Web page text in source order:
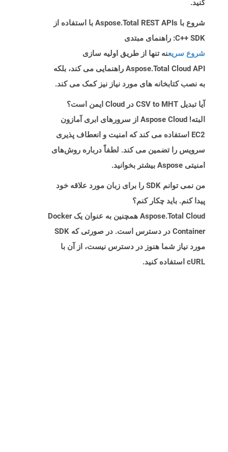
کنید.
شروع با Aspose.Total REST APIs با استفاده از
C++ SDK: راهنمای مبتدی
شروع سریعنه تنها از طریق اولیه سازی
Aspose.Total Cloud API راهنمایی می کند، بلکه
به نصب کتابخانه های مورد نیاز نیز کمک می کند.
آیا تبدیل CSV to MHT در Cloud ایمن است؟
البته! Aspose Cloud از سرورهای ابری آمازون
EC2 استفاده می کند که امنیت و انعطاف پذیری
سرویس را تضمین می کند. لطفاً درباره روش‌های
امنیتی Aspose بیشتر بخوانید.
من نمی توانم SDK را برای زبان مورد علاقه خود
پیدا کنم. باید چکار کنم؟
Aspose.Total Cloud همچنین به عنوان یک Docker
Container در دسترس است. در صورتی که SDK
مورد نیاز شما هنوز در دسترس نیست، از آن با
cURL استفاده کنید.